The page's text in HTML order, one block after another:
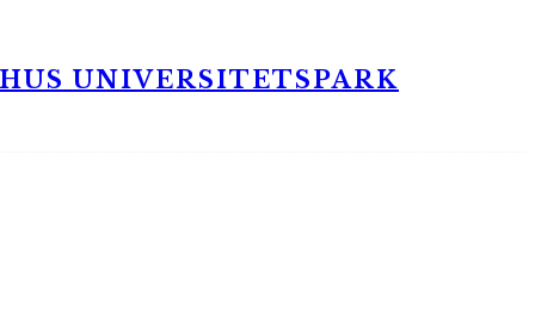
UNIVERSITETSPARK